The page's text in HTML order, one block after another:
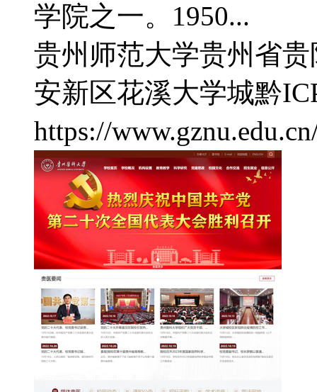
学院之一。1950...
贵州师范大学贵州省
安新区花溪大学城黔
https://